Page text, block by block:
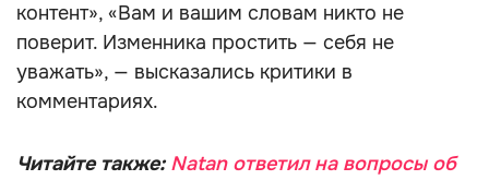
контент», «Вам и вашим словам никто не
поверит. Изменника простить — себя не
уважать», — высказались критики в
комментариях.
Читайте также: Natan ответил на вопросы об